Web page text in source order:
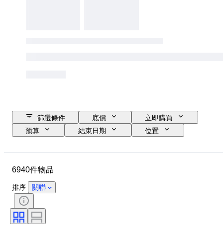
篩選條件 底價
立即購買
预算
結束日期
位置
寶石
款式
顏色等級
物品尺碼
鑽石類型
6940件物品
排序 關聯